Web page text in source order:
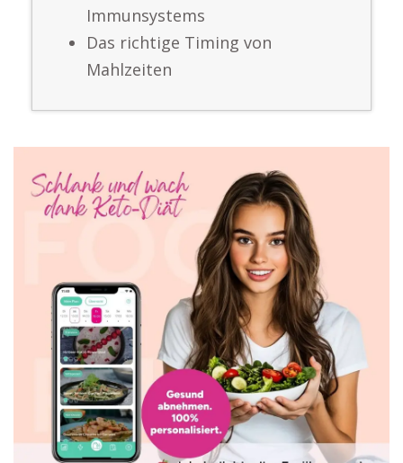
Immunsystems
Das richtige Timing von
Mahlzeiten